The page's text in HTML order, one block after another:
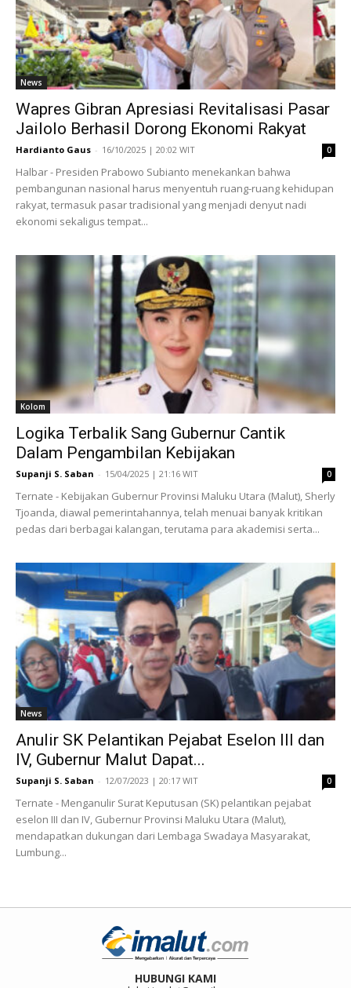
News
Wapres Gibran Apresiasi Revitalisasi Pasar
Jailolo Berhasil Dorong Ekonomi Rakyat
Hardianto Gaus - 16/10/2025 | 20:02 WIT 0
Halbar - Presiden Prabowo Subianto menekankan bahwa
pembangunan nasional harus menyentuh ruang-ruang kehidupan
rakyat, termasuk pasar tradisional yang menjadi denyut nadi
ekonomi sekaligus tempat...
Kolom
Logika Terbalik Sang Gubernur Cantik
Dalam Pengambilan Kebijakan
Supanji S. Saban - 15/04/2025 | 21:16 WIT 0
Ternate - Kebijakan Gubernur Provinsi Maluku Utara (Malut), Sherly
Tjoanda, diawal pemerintahannya, telah menuai banyak kritikan
pedas dari berbagai kalangan, terutama para akademisi serta...
News
Anulir SK Pelantikan Pejabat Eselon III dan
IV, Gubernur Malut Dapat...
Supanji S. Saban - 12/07/2023 | 20:17 WIT 0
Ternate - Menganulir Surat Keputusan (SK) pelantikan pejabat
eselon III dan IV, Gubernur Provinsi Maluku Utara (Malut),
mendapatkan dukungan dari Lembaga Swadaya Masyarakat,
Lumbung...
HUBUNGI KAMI